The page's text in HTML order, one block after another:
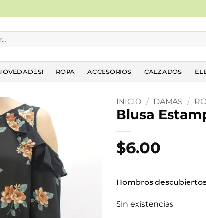
ROPA ACCESORIOS CALZADOS
INICIO / DAMAS /
Blusa
$6.00
Hombros
Sin existencias